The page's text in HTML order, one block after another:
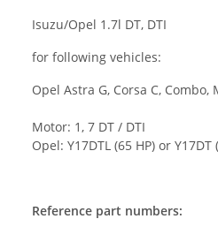
Isuzu/Opel 1.7l DT, DTI
for following vehicles:
Opel Astra G, Corsa C, Combo,
Motor: 1, 7 DT / DTI
Opel: Y17DTL (65 HP) or Y17DT
Reference part numbers: